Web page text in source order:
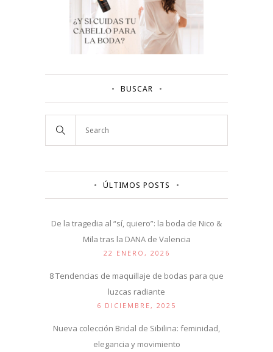
BUSCAR
ÚLTIMOS POSTS
De la tragedia al “sí, quiero”: la boda de Nico &
Mila tras la DANA de Valencia
22 ENERO, 2026
8 Tendencias de maquillaje de bodas para que
luzcas radiante
6 DICIEMBRE, 2025
Nueva colección Bridal de Sibilina: feminidad,
elegancia y movimiento